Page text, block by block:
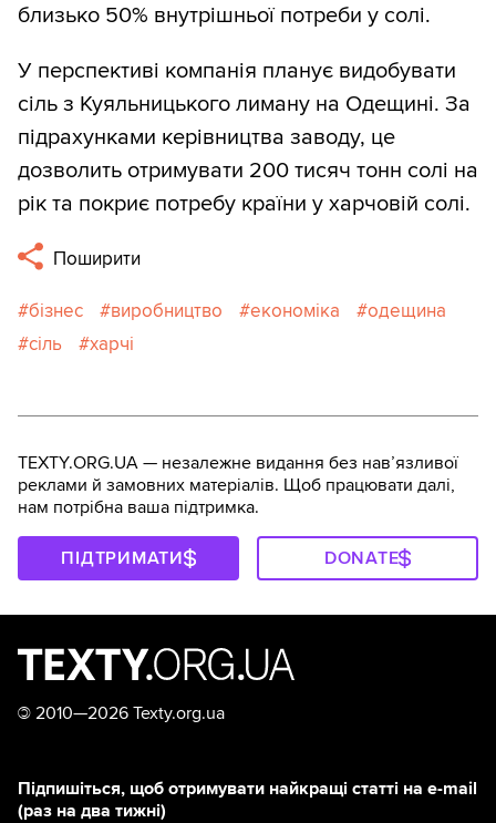
близько 50% внутрішньої потреби у солі.
У перспективі компанія планує видобувати
сіль з Куяльницького лиману на Одещині. За
підрахунками керівництва заводу, це
дозволить отримувати 200 тисяч тонн солі на
рік та покриє потребу країни у харчовій солі.
Поширити
бізнес виробництво економіка
одещина
сіль
харчі
TEXTY.ORG.UA — незалежне видання без навʼязливої
реклами й замовних матеріалів. Щоб працювати далі,
нам потрібна ваша підтримка.
ПІДТРИМАТИ DONATE
© 2010—2026 Texty.org.ua
Підпишіться, щоб отримувати найкращі статті на e-mail
(раз на два тижні)